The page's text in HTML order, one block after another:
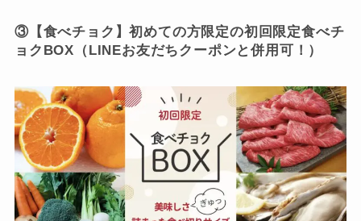
③【食べチョク】初めての方限定の初回限定食べチ
ョクBOX（LINEお友だちクーポンと併用可！）